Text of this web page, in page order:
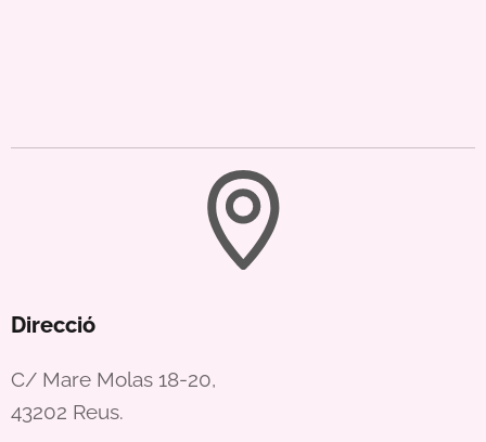
Direcció
C/ Mare Molas 18-20,
43202 Reus.